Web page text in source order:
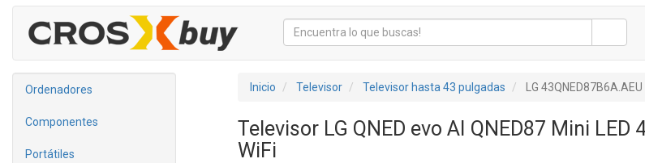
Ordenadores
Componentes
Portátiles
Inicio Televisor Televisor hasta 43 pulgadas LG 43QNED87B6A.AEU
Televisor LG QNED evo AI QNED87 Mini
WiFi